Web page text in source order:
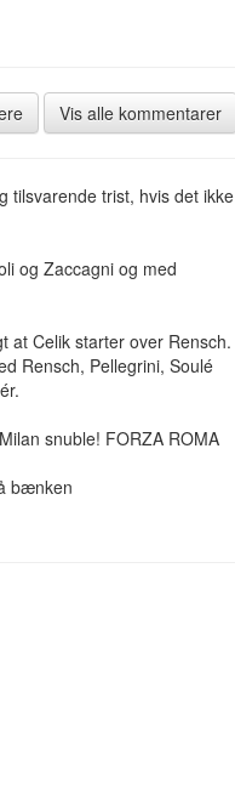
Vis alle kommentarer
tilsvarende trist, hvis det ikke
og Zaccagni og med
at Celik starter over Rensch.
Rensch, Pellegrini, Soulé
snuble! FORZA ROMA
bænken